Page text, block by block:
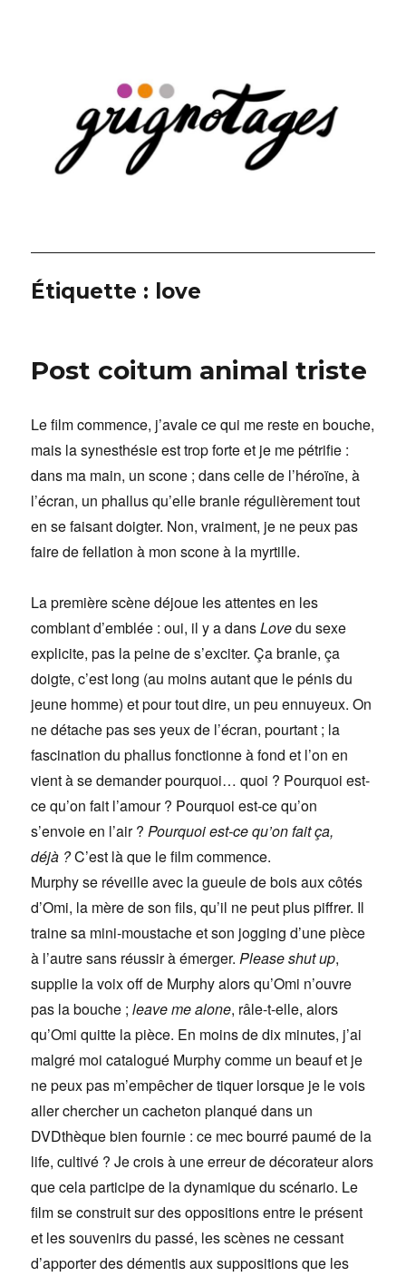
Étiquette : love
Post coitum animal triste
Le film commence, j’avale ce qui me reste en bouche,
mais la synesthésie est trop forte et je me pétrifie :
dans ma main, un scone ; dans celle de l’héroïne, à
l’écran, un phallus qu’elle branle régulièrement tout
en se faisant doigter. Non, vraiment, je ne peux pas
faire de fellation à mon scone à la myrtille.
La première scène déjoue les attentes en les
comblant d’emblée : oui, il y a dansLovedu sexe
explicite, pas la peine de s’exciter. Ça branle, ça
doigte, c’est long (au moins autant que le pénis du
jeune homme) et pour tout dire, un peu ennuyeux. On
ne détache pas ses yeux de l’écran, pourtant ; la
fascination du phallus fonctionne à fond et l’on en
vient à se demander pourquoi… quoi ? Pourquoi est-
ce qu’on fait l’amour ? Pourquoi est-ce qu’on
s’envoie en l’air ?Pourquoi est-ce qu’on fait ça,
déjà ?C’est là que le film commence.
Murphy se réveille avec la gueule de bois aux côtés
d’Omi, la mère de son fils, qu’il ne peut plus piffrer. Il
traine sa mini-moustache et son jogging d’une pièce
à l’autre sans réussir à émerger.Please shut up,
supplie la voix off de Murphy alors qu’Omi n’ouvre
pas la bouche ;leave me alone, râle-t-elle, alors
qu’Omi quitte la pièce. En moins de dix minutes, j’ai
malgré moi catalogué Murphy comme un beauf et je
ne peux pas m’empêcher de tiquer lorsque je le vois
aller chercher un cacheton planqué dans un
DVDthèque bien fournie : ce mec bourré paumé de la
life, cultivé ? Je crois à une erreur de décorateur alors
que cela participe de la dynamique du scénario. Le
film se construit sur des oppositions entre le présent
et les souvenirs du passé, les scènes ne cessant
d’apporter des démentis aux suppositions que les